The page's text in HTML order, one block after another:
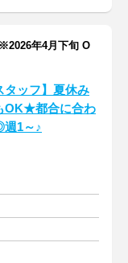
年4月下旬 O
タッフ】夏休み
OK★都合に合わ
1～♪